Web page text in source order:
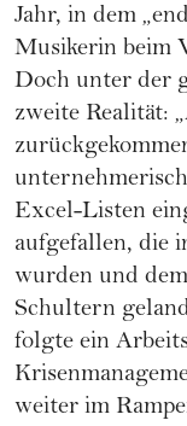
Jahr, in dem
Musikerin beim
Doch unter der
zweite Realität:
Excel-Listen
aufgefallen, die
wurden und
Schultern
folgte ein
weiter im